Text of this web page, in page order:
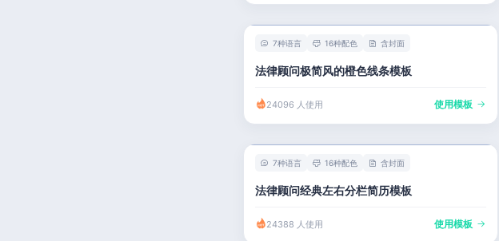
7种语言 16种配色 含封面
法律顾问极简风的橙色线条模板
24096 人使用 使用模板
7种语言 16种配色 含封面
法律顾问经典左右分栏简历模板
24388 人使用 使用模板